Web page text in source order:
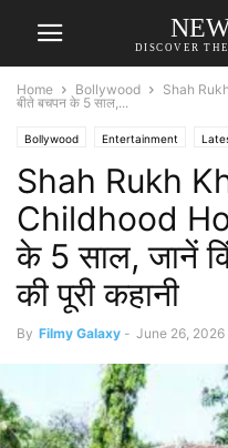
DISCOVER
Home Bollywood
Shah
बीते बचपन के 5 साल,...
Bollywood Entertainment
Shah Rukh
Childhood
के 5 साल, जानें
की पूरी कहानी
By Filmy Galaxy - June 26, 2026